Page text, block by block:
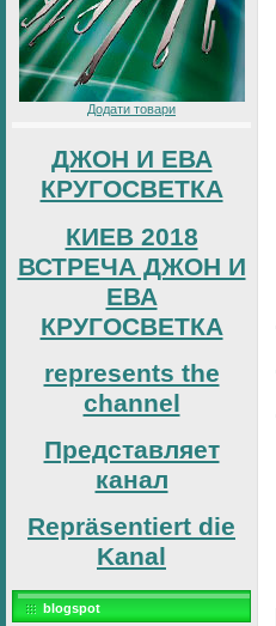
Додати товари
ДЖОН И ЕВА
КРУГОСВЕТКА
КИЕВ 2018
ВСТРЕЧА ДЖОН И
ЕВА
КРУГОСВЕТКА
represents the
channel
Представляет
канал
Repräsentiert die
Kanal
blogspot